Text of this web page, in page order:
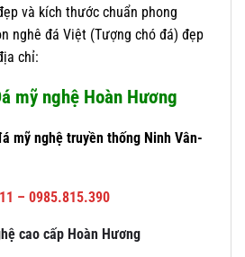
và kích thước chuẩn phong
nghê đá Việt (Tượng chó đá) đẹp
chỉ:
mỹ nghệ Hoàn Hương
mỹ nghệ truyền thống Ninh Vân-
– 0985.815.390
cao cấp Hoàn Hương